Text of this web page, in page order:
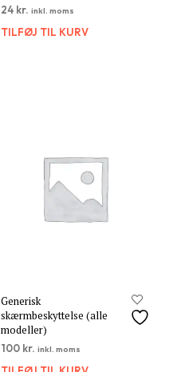
24 kr. inkl. moms
TILFØJ TIL KURV
Generisk
skærmbeskyttelse (alle
modeller)
100 kr. inkl. moms